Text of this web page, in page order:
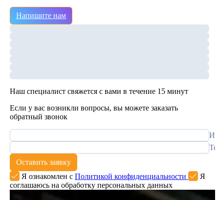
Напишите нам
Наш специалист свяжется с вами в течение 15 минут
Если у вас возникли вопросы, вы можете заказать
обратный звонок
Оставить заявку
Я ознакомлен с Политикой конфиденциальности
Я
соглашаюсь на обработку персональных данных